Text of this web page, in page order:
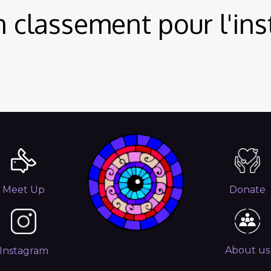
classement pour
Meet Up Donate
About us
Instagram